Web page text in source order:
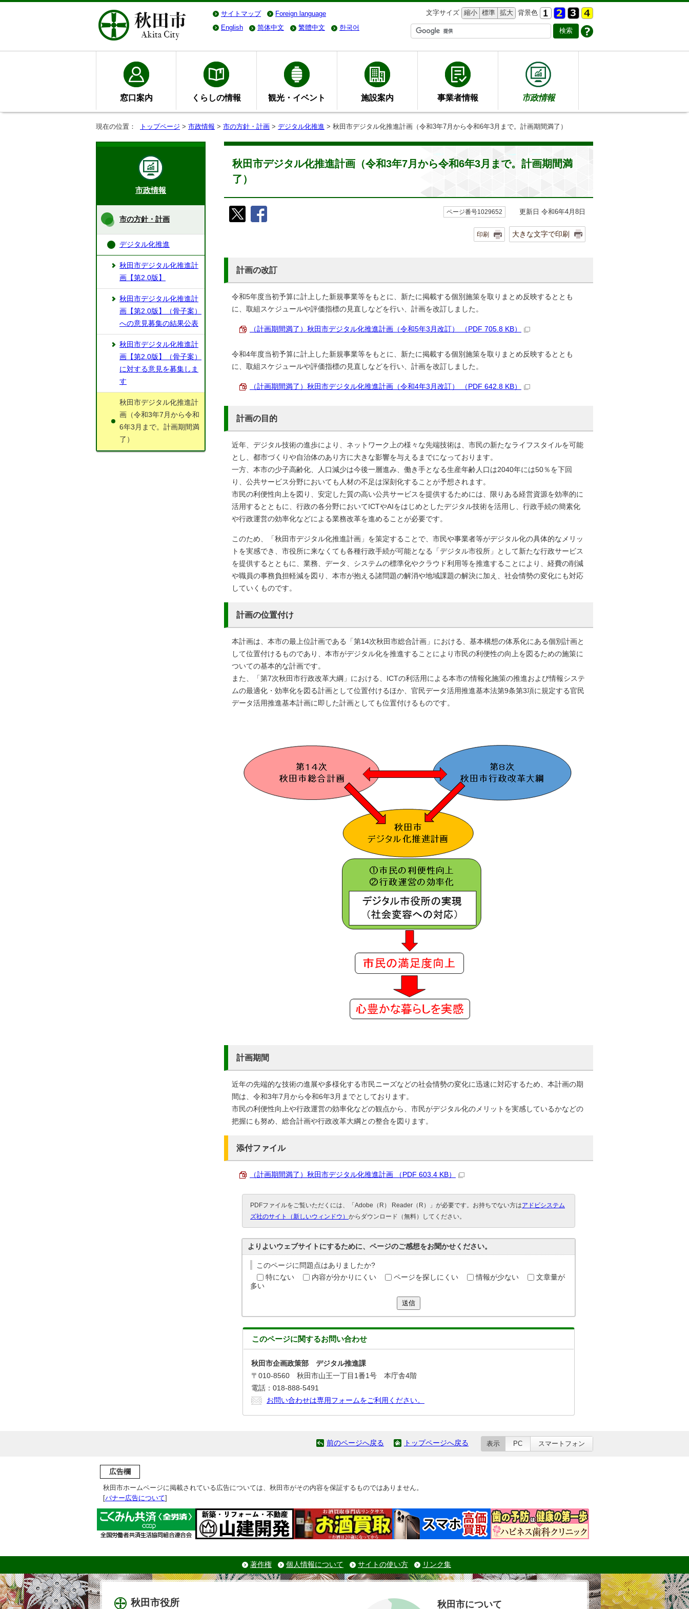
サイトマップ Foreign language 文字サイズ 縮小 標準 拡大 背景色
English
简体中文 繁體中文 한국어
窓口案内 くらしの情報 観光・イベント 施設案内 事業者情報 市政情報
現在の位置： トップページ > 市政情報 > 市の方針・計画 > デジタル化推進 > 秋田市デジタル化推進計画（令和3年7月から令和6年3月まで。計画期間満了）
秋田市デジタル化推進計画（令和3年7月から令和6年3月まで。計画期間満
了）
ページ番号1029652 更新日 令和6年4月8日
印刷 大きな文字で印刷
計画の改訂
令和5年度当初予算に計上した新規事業等をもとに、新たに掲載する個別施策を取りまとめ反映するととも
に、取組スケジュールや評価指標の見直しなどを行い、計画を改訂しました。
（計画期間満了）秋田市デジタル化推進計画（令和5年3月改訂） （PDF 705.8 KB）
令和4年度当初予算に計上した新規事業等をもとに、新たに掲載する個別施策を取りまとめ反映するととも
に、取組スケジュールや評価指標の見直しなどを行い、計画を改訂しました。
（計画期間満了）秋田市デジタル化推進計画（令和4年3月改訂） （PDF 642.8 KB）
計画の目的
近年、デジタル技術の進歩により、ネットワーク上の様々な先端技術は、市民の新たなライフスタイルを可能
とし、都市づくりや自治体のあり方に大きな影響を与えるまでになっております。
一方、本市の少子高齢化、人口減少は今後一層進み、働き手となる生産年齢人口は2040年には50％を下回
り、公共サービス分野においても人材の不足は深刻化することが予想されます。
市民の利便性向上を図り、安定した質の高い公共サービスを提供するためには、限りある経営資源を効率的に
活用するとともに、行政の各分野においてICTやAIをはじめとしたデジタル技術を活用し、行政手続の簡素化
や行政運営の効率化などによる業務改革を進めることが必要です。
このため、「秋田市デジタル化推進計画」を策定することで、市民や事業者等がデジタル化の具体的なメリッ
トを実感でき、市役所に来なくても各種行政手続が可能となる「デジタル市役所」として新たな行政サービス
を提供するとともに、業務、データ、システムの標準化やクラウド利用等を推進することにより、経費の削減
や職員の事務負担軽減を図り、本市が抱える諸問題の解消や地域課題の解決に加え、社会情勢の変化にも対応
していくものです。
計画の位置付け
本計画は、本市の最上位計画である「第14次秋田市総合計画」における、基本構想の体系化にある個別計画と
して位置付けるものであり、本市がデジタル化を推進することにより市民の利便性の向上を図るための施策に
ついての基本的な計画です。
また、「第7次秋田市行政改革大綱」における、ICTの利活用による本市の情報化施策の推進および情報システ
ムの最適化・効率化を図る計画として位置付けるほか、官民データ活用推進基本法第9条第3項に規定する官民
データ活用推進基本計画に即した計画としても位置付けるものです。
計画期間
近年の先端的な技術の進展や多様化する市民ニーズなどの社会情勢の変化に迅速に対応するため、本計画の期
間は、令和3年7月から令和6年3月までとしております。
市民の利便性向上や行政運営の効率化などの観点から、市民がデジタル化のメリットを実感しているかなどの
把握にも努め、総合計画や行政改革大綱との整合を図ります。
添付ファイル
（計画期間満了）秋田市デジタル化推進計画 （PDF 603.4 KB）
PDFファイルをご覧いただくには、「Adobe（R） Reader（R）」が必要です。お持ちでない方はアドビシステム
ズ社のサイト（新しいウィンドウ） からダウンロード（無料）してください。
よりよいウェブサイトにするために、ページのご感想をお聞かせください。
このページに問題点はありましたか?
特にない
内容が分かりにくい ページを探しにくい 情報が少ない
文章量が
多い
送信
このページに関するお問い合わせ
秋田市企画政策部 デジタル推進課
〒010-8560 秋田市山王一丁目1番1号 本庁舎4階
電話：018-888-5491
お問い合わせは専用フォームをご利用ください。
市政情報
市の方針・計画
デジタル化推進
秋田市デジタル化推進計
画【第2.0版】
秋田市デジタル化推進計
画【第2.0版】（骨子案）
への意見募集の結果公表
秋田市デジタル化推進計
画【第2.0版】（骨子案）
に対する意見を募集しま
す
秋田市デジタル化推進計
画（令和3年7月から令和
6年3月まで。計画期間満
了）
前のページへ戻る トップページへ戻る 表示 PC スマートフォン
広告欄
秋田市ホームページに掲載されている広告については、秋田市がその内容を保証するものではありません。
[バナー広告について]
著作権 個人情報について サイトの使い方 リンク集
秋田市役所 秋田市について